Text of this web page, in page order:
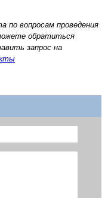
по вопросам проведения
обратиться
запрос на